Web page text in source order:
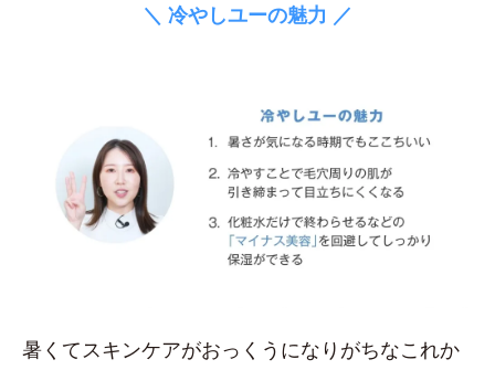
＼ 冷やしユーの魅力 ／
暑くてスキンケアがおっくうになりがちなこれか